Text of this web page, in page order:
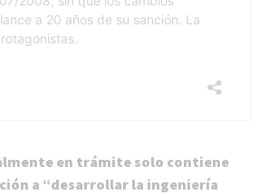
en trámite solo contiene
a “desarrollar la ingeniería